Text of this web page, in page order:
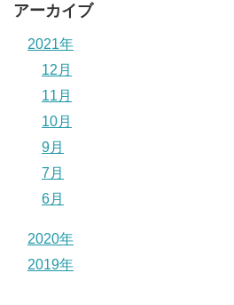
アーカイブ
2021年
12月
11月
10月
9月
7月
6月
2020年
2019年